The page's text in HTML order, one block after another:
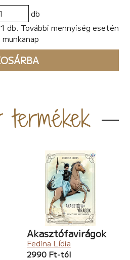
db
db. További mennyiség esetén
munkanap
termékek
Akasztófavirágok
Fedina Lídia
2990 Ft-tól